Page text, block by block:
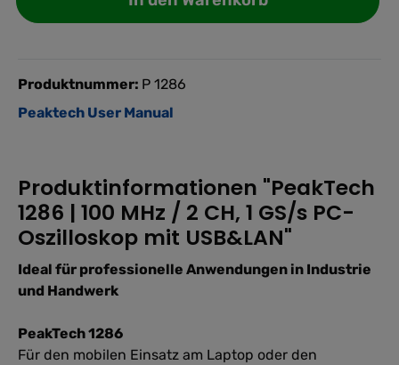
Produktnummer: P 1286
Peaktech User Manual
Produktinformationen "PeakTech
1286 | 100 MHz / 2 CH, 1 GS/s PC-
Oszilloskop mit USB&LAN"
Ideal für professionelle Anwendungen in Industrie
und Handwerk
PeakTech 1286
Für den mobilen Einsatz am Laptop oder den